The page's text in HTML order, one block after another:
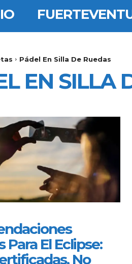
Pádel En Silla De Ruedas
EN SILLA
Para El Eclipse:
No